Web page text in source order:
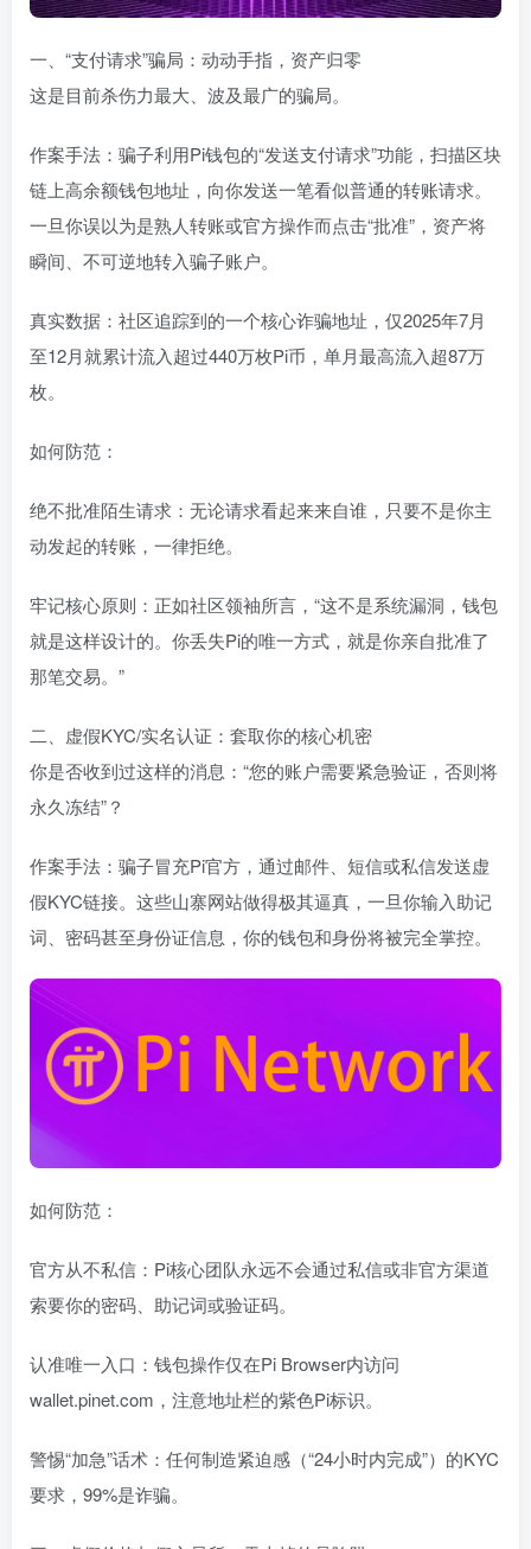
一、“支付请求”骗局：动动手指，资产归零
这是目前杀伤力最大、波及最广的骗局。
作案手法：骗子利用Pi钱包的“发送支付请求”功能，扫描区块
链上高余额钱包地址，向你发送一笔看似普通的转账请求。
一旦你误以为是熟人转账或官方操作而点击“批准”，资产将
瞬间、不可逆地转入骗子账户。
真实数据：社区追踪到的一个核心诈骗地址，仅2025年7月
至12月就累计流入超过440万枚Pi币，单月最高流入超87万
枚。
如何防范：
绝不批准陌生请求：无论请求看起来来自谁，只要不是你主
动发起的转账，一律拒绝。
牢记核心原则：正如社区领袖所言，“这不是系统漏洞，钱包
就是这样设计的。你丢失Pi的唯一方式，就是你亲自批准了
那笔交易。”
二、虚假KYC/实名认证：套取你的核心机密
你是否收到过这样的消息：“您的账户需要紧急验证，否则将
永久冻结”？
作案手法：骗子冒充Pi官方，通过邮件、短信或私信发送虚
假KYC链接。这些山寨网站做得极其逼真，一旦你输入助记
词、密码甚至身份证信息，你的钱包和身份将被完全掌控。
如何防范：
官方从不私信：Pi核心团队永远不会通过私信或非官方渠道
索要你的密码、助记词或验证码。
认准唯一入口：钱包操作仅在Pi Browser内访问
wallet.pinet.com，注意地址栏的紫色Pi标识。
警惕“加急”话术：任何制造紧迫感（“24小时内完成”）的KYC
要求，99%是诈骗。